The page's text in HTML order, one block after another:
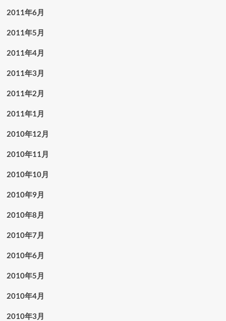
2011年6月
2011年5月
2011年4月
2011年3月
2011年2月
2011年1月
2010年12月
2010年11月
2010年10月
2010年9月
2010年8月
2010年7月
2010年6月
2010年5月
2010年4月
2010年3月